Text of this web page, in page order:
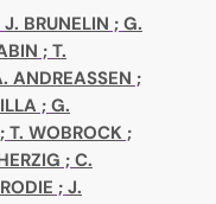
J. BRUNELIN ; G.
; T.
ANDREASSEN ;
; G.
; T. WOBROCK ;
; C.
; J.